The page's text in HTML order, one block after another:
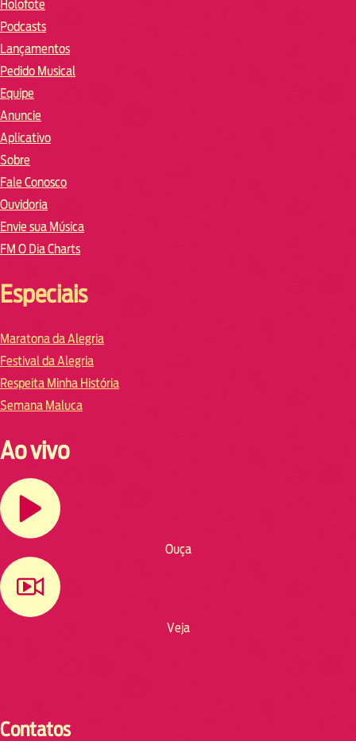
Holofote
Podcasts
Lançamentos
Pedido Musical
Equipe
Anuncie
Aplicativo
Sobre
Fale Conosco
Ouvidoria
Envie sua Música
FM O Dia Charts
Especiais
Maratona da Alegria
Festival da Alegria
Respeita Minha História
Semana Maluca
Ao vivo
Ouça
Veja
Contatos